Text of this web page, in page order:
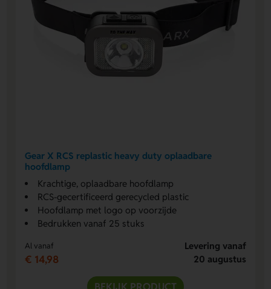
Gear X RCS replastic heavy duty oplaadbare
hoofdlamp
Krachtige, oplaadbare hoofdlamp
RCS-gecertificeerd gerecycled plastic
Hoofdlamp met logo op voorzijde
Bedrukken vanaf 25 stuks
Al vanaf
€ 14,98
Levering vanaf
20 augustus